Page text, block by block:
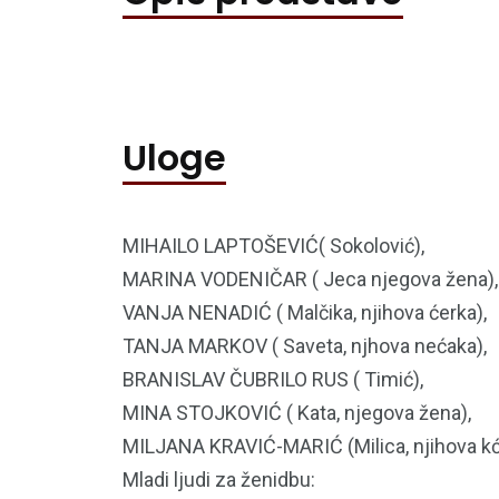
Uloge
MIHAILO LAPTOŠEVIĆ( Sokolović),
MARINA VODENIČAR ( Jeca njegova žena),
VANJA NENADIĆ ( Malčika, njihova ćerka),
TANJA MARKOV ( Saveta, njhova nećaka),
BRANISLAV ČUBRILO RUS ( Timić),
MINA STOJKOVIĆ ( Kata, njegova žena),
MILJANA KRAVIĆ-MARIĆ (Milica, njihova
Mladi ljudi za ženidbu: